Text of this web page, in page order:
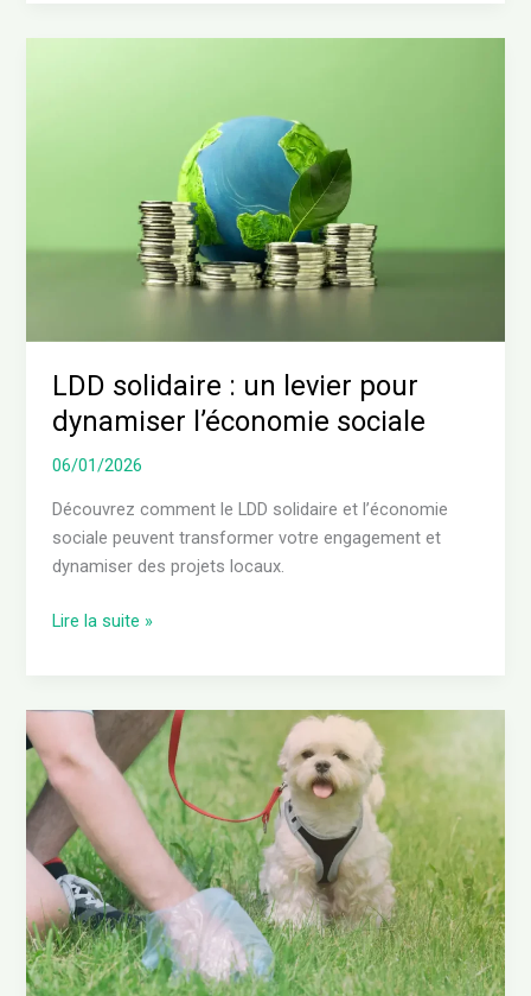
LDD solidaire : un levier pour
dynamiser l’économie sociale
06/01/2026
Découvrez comment le LDD solidaire et l’économie
sociale peuvent transformer votre engagement et
dynamiser des projets locaux.
l’économie
Lire la suite »
faire
des
crottes
de
chien
dans
le
jardin
: